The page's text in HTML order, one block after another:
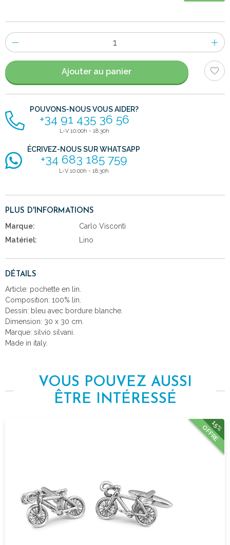
Nombre
d'items
Ajouter au panier
POUVONS-NOUS VOUS AIDER?
+34 91 435 36 56
L-V 10:00h - 18:30h
ÉCRIVEZ-NOUS SUR WHATSAPP
+34 683 185 759
L-V 10:00h - 18:30h
PLUS D'INFORMATIONS
Marque:
Carlo Visconti
Matériel:
Lino
DÉTAILS
Article: pochette en lin.
Composition: 100% lin.
Dessin: bleu avec bordure blanche.
Dimension: 30 x 30 cm.
Marque: silvio silvani.
Made in italy.
VOUS POUVEZ AUSSI
ÊTRE INTÉRESSÉ
15%
OFFRE